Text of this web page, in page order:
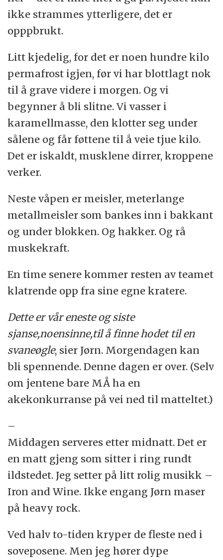
ikke strammes ytterligere, det er
opppbrukt.
Litt kjedelig, for det er noen hundre kilo
permafrost igjen, før vi har blottlagt nok
til å grave videre i morgen. Og vi
begynner å bli slitne. Vi vasser i
karamellmasse, den klotter seg under
sålene og får føttene til å veie tjue kilo.
Det er iskaldt, musklene dirrer, kroppene
verker.
Neste våpen er meisler, meterlange
metallmeisler som bankes inn i bakkant
og under blokken. Og hakker. Og rå
muskekraft.
En time senere kommer resten av teamet
klatrende opp fra sine egne kratere.
Dette er vår eneste og siste
sjanse,noensinne,til å finne hodet til en
svaneøgle, sier Jørn. Morgendagen kan
bli spennende. Denne dagen er over. (Selv
om jentene bare MÅ ha en
akekonkurranse på vei ned til matteltet.)
–
Middagen serveres etter midnatt. Det er
en matt gjeng som sitter i ring rundt
ildstedet. Jeg setter på litt rolig musikk –
Iron and Wine. Ikke engang Jørn maser
på heavy rock.
Ved halv to-tiden kryper de fleste ned i
soveposene. Men jeg hører dype